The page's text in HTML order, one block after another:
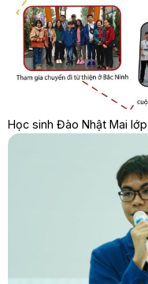
Học sinh Đào Nhật Mai lớp